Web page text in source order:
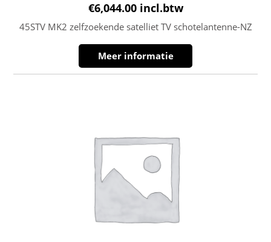
€6,044.00 incl.btw
45STV MK2 zelfzoekende satelliet TV schotelantenne-NZ
Meer informatie